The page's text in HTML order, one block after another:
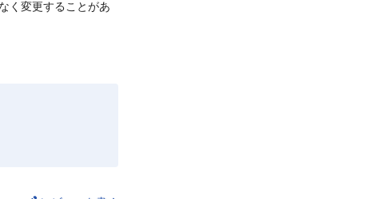
く変更することがあ